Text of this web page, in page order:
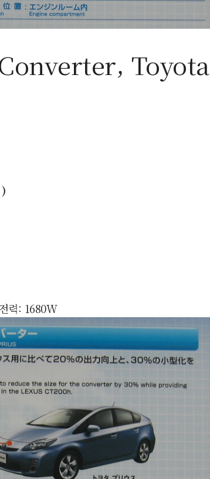
Toyota
: 1680W